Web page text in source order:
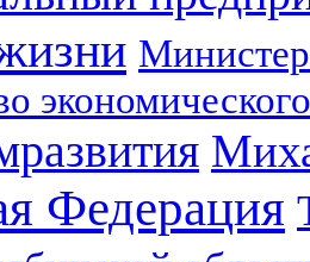
Федерация